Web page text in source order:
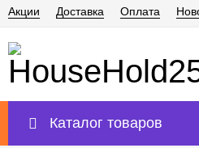
Акции Доставка Оплата
Каталог товаров